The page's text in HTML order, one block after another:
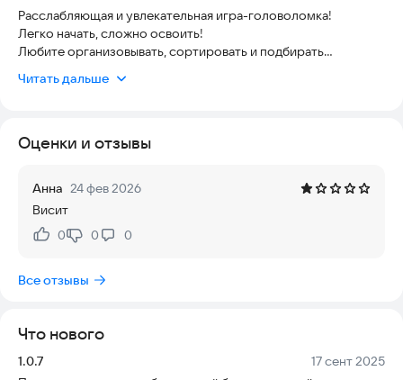
Расслабляющая и увлекательная игра-головоломка!
Легко начать, сложно освоить!
Любите организовывать, сортировать и подбирать
«Три в ряд», где вам нужно подбирать 3D-объекты, чтобы
сортировок, «три в ряд» и расслабляющих казуальных
Особенности игры
Простой и увлекательный игровой процесс: просто
Более 10 000 уровней: бесконечные головоломки для
Ежедневные награды: зарабатывайте монеты, усилители и
призы, чтобы продолжать играть.
Читать дальше
Оценки и отзывы
Анна 24 фев 2026
Висит
Нравится:
0Не нравится:
0 0
Все отзывы
Что нового
Версия:
1.0.7 Дата:
17 сент 2025